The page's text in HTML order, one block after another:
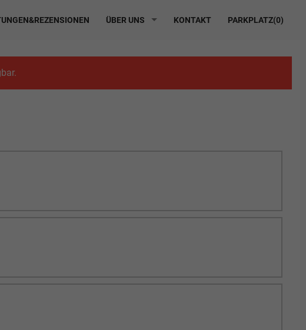
ÜBER UNS KONTAKT PARKPLATZ(0)